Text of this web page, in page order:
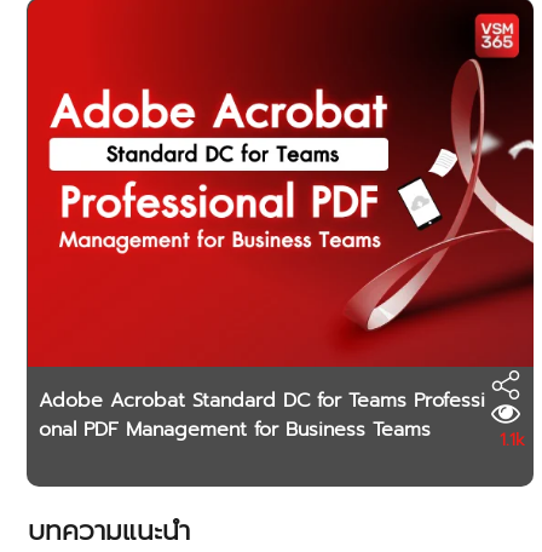
Adobe Acrobat Standard DC for Teams Professi
onal PDF Management for Business Teams
1.1k
บทความแนะนำ